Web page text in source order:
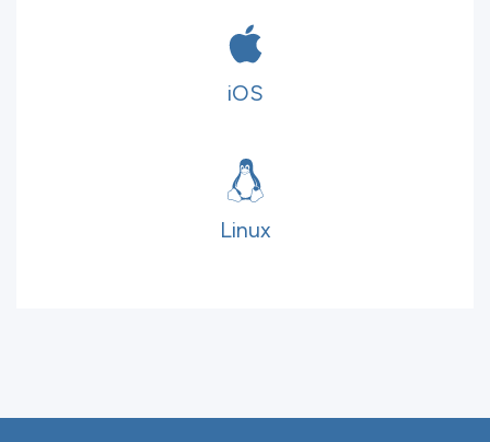
iOS
Linux